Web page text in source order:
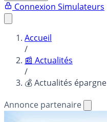
Connexion Simulateurs
Accueil
/
📰 Actualités
/
💰 Actualités épargne
Annonce partenaire